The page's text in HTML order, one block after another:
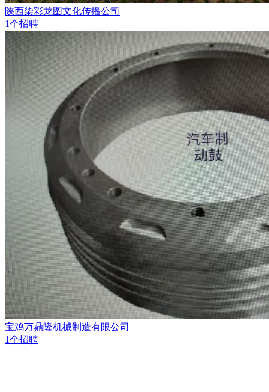
陕西柒彩龙图文化传播公司
1个招聘
宝鸡万鼎隆机械制造有限公司
1个招聘